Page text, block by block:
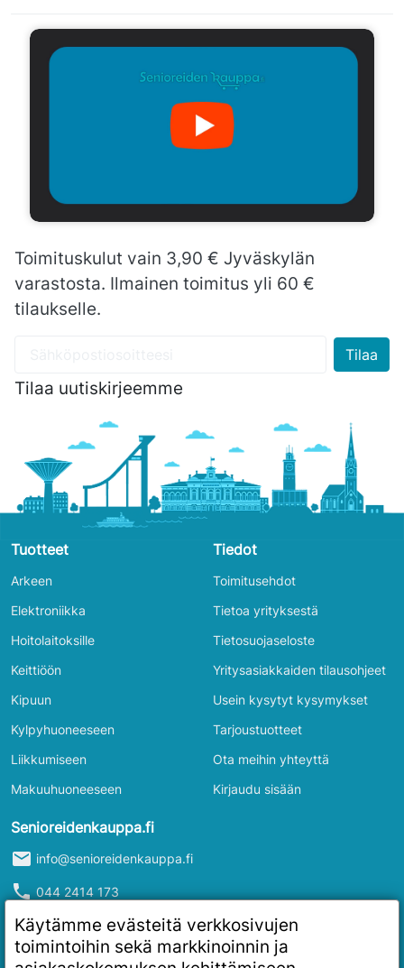
Toimituskulut vain 3,90 € Jyväskylän
varastosta. Ilmainen toimitus yli 60 €
tilaukselle.
Tilaa uutiskirjeemme
Tuotteet
Arkeen
Elektroniikka
Hoitolaitoksille
Keittiöön
Kipuun
Kylpyhuoneeseen
Liikkumiseen
Makuuhuoneeseen
Tiedot
Toimitusehdot
Tietoa yrityksestä
Tietosuojaseloste
Yritysasiakkaiden tilausohjeet
Usein kysytyt kysymykset
Tarjoustuotteet
Ota meihin yhteyttä
Kirjaudu sisään
Senioreidenkauppa.fi
mail info@senioreidenkauppa.fi
phone 044 2414 173
infoY-tunnus: 2986916-4
Käytämme evästeitä verkkosivujen
toimintoihin sekä markkinoinnin ja